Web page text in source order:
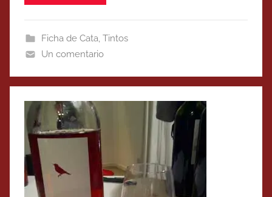
Ficha de Cata, Tintos
Un comentario